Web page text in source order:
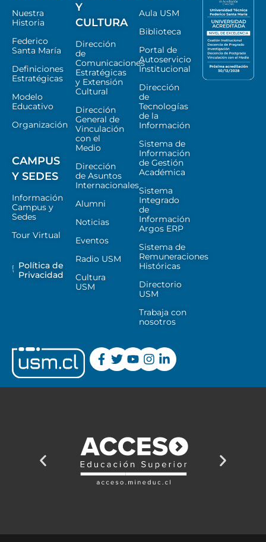
Nuestra
Historia
Federico
Santa María
Definiciones
Estratégicas
Modelo
Educativo
Organización
CAMPUS
Y SEDES
Información
Campus y
Sedes
Tour Virtual
Política de
Privacidad
Y
CULTURA
Dirección
de
Comunicaciones
Estratégicas
y Extensión
Cultural
Dirección
General de
Vinculación
con el
Medio
Dirección
de Asuntos
Internacionales
Alumni
Noticias
Eventos
Radio USM
Cultura
USM
Aula USM
Biblioteca
Portal de
Autoservicio
Institucional
Dirección
de
Tecnologías
de la
Información
Sistema de
Información
de Gestión
Académica
Sistema
Integrado
de
Información
Argos ERP
Sistema de
Remuneraciones
Históricas
Directorio
USM
Trabaja con
nosotros